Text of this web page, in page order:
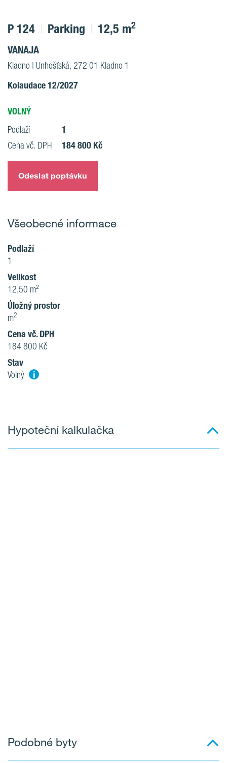
P 124 Parking 12,5 m2
VANAJA
Kladno | Unhošťská, 272 01 Kladno 1
Kolaudace 12/2027
VOLNÝ
Podlaží 1
Cena vč. DPH 184 800 Kč
Odeslat poptávku
Všeobecné informace
Podlaží
1
Velikost
12,50 m²
Úložný prostor
m2
Cena vč. DPH
184 800 Kč
Stav
Volný i
Hypoteční kalkulačka
Podobné byty